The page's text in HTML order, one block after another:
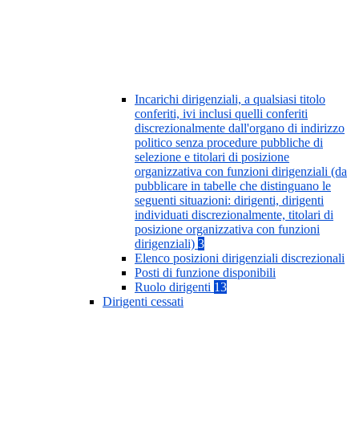
Incarichi dirigenziali, a qualsiasi titolo
conferiti, ivi inclusi quelli conferiti
discrezionalmente dall'organo di indirizzo
politico senza procedure pubbliche di
selezione e titolari di posizione
organizzativa con funzioni dirigenziali (da
pubblicare in tabelle che distinguano le
seguenti situazioni: dirigenti, dirigenti
individuati discrezionalmente, titolari di
posizione organizzativa con funzioni
dirigenziali) 3
Elenco posizioni dirigenziali discrezionali
Posti di funzione disponibili
Ruolo dirigenti 13
Dirigenti cessati